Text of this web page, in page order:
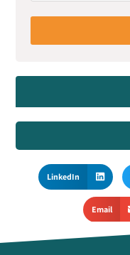
LinkedIn
Email